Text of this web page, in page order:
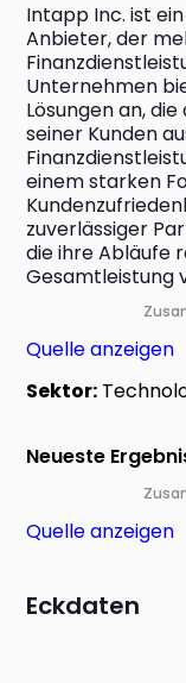
Intapp Inc. ist
Anbieter, der
Unternehmen
Lösungen an,
seiner Kunden
einem starken
zuverlässiger
die ihre Abläufe
Gesamtleistung
Quelle anzeigen
Sektor:
Neueste
Quelle anzeigen
Eckdaten